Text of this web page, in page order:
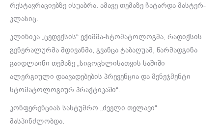
რესტავრაციებზე ისუაბრა. ამავე თემაზე ჩატარდა მასტერ-
კლასიც.
კლინიკა „ცედექსის“ ექიმმა-სტომატოლოგმა, რადიქსის
გენერალურმა მდივანმა, გვანცა ტაბაღუამ, წარმადგინა
გაიდლაინი თემაზე „სიცოცხლისათვის საშიში
ალერგიული დაავადებების პრევენცია და მენეჯმენტი
სტომატოლოგიურ პრაქტიკაში“.
კონფერენციას სასტუმრო „ძველი თელავი“
მასპინძლობდა.